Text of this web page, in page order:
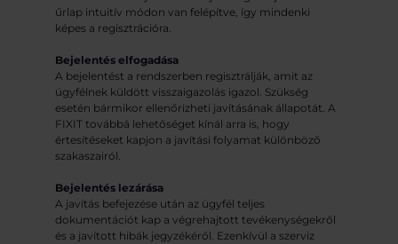
űrlap intuitív módon van felépítve, így mindenki
képes a regisztrációra.
Bejelentés elfogadása
A bejelentést a rendszerben regisztrálják, amit az
ügyfélnek küldött visszaigazolás igazol. Szükség
esetén bármikor ellenőrizheti javításának állapotát. A
FIXIT továbbá lehetőséget kínál arra is, hogy
értesítéseket kapjon a javítási folyamat különböző
szakaszairól.
Bejelentés lezárása
A javítás befejezése után az ügyfél teljes
dokumentációt kap a végrehajtott tevékenységekről
és a javított hibák jegyzékéről. Ezenkívül a szerviz